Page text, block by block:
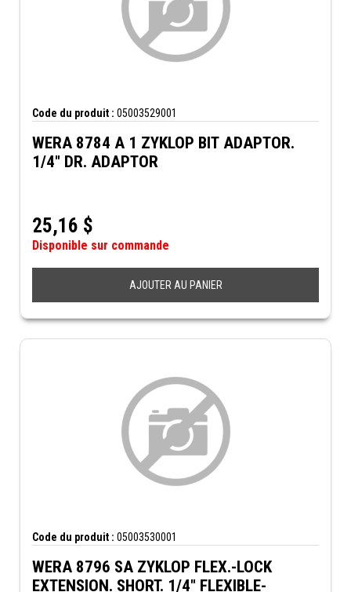
Code du produit : 05003529001
WERA 8784 A 1 ZYKLOP BIT ADAPTOR.
1/4" DR. ADAPTOR
25,16 $
Disponible sur commande
AJOUTER AU PANIER
Code du produit : 05003530001
WERA 8796 SA ZYKLOP FLEX.-LOCK
EXTENSION. SHORT. 1/4" FLEXIBLE-